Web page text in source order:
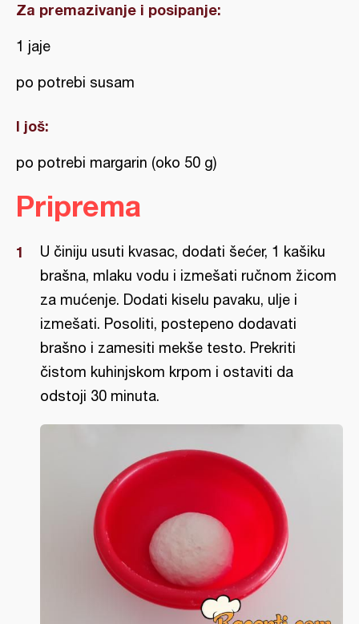
Za premazivanje i posipanje:
1 jaje
po potrebi susam
I još:
po potrebi margarin (oko 50 g)
Priprema
U činiju usuti kvasac, dodati šećer, 1 kašiku
brašna, mlaku vodu i izmešati ručnom žicom
za mućenje. Dodati kiselu pavaku, ulje i
izmešati. Posoliti, postepeno dodavati
brašno i zamesiti mekše testo. Prekriti
čistom kuhinjskom krpom i ostaviti da
odstoji 30 minuta.